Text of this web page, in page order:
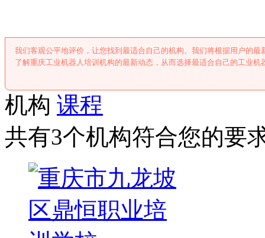
我们客观公平地评价，让您找到最适合自己的机构。我们将根据用户的
了解重庆工业机器人培训机构的最新动态，从而选择最适合自己的工业机
机构 课程
共有3个机构符合您的要